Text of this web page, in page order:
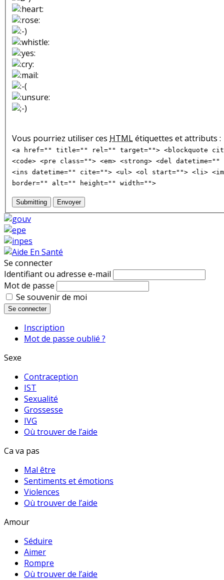
Vous pourriez utiliser ces HTMLétiquettes et attributs :
<a href="" title="" rel="" target=""> <blockquote
<code> <pre class=""> <em> <strong> <del
<ins datetime="" cite=""> <ul> <ol start=""> <li>
border="" alt="" height="" width="">
Submitting Envoyer
Se connecter
Identifiant ou adresse e-mail
Mot de passe
Se souvenir de moi
Se connecter
Inscription
Mot de passe oublié ?
Sexe
Contraception
IST
Sexualité
Grossesse
IVG
Où trouver de l’aide
Ca va pas
Mal être
Sentiments et émotions
Violences
Où trouver de l’aide
Amour
Séduire
Aimer
Rompre
Où trouver de l’aide